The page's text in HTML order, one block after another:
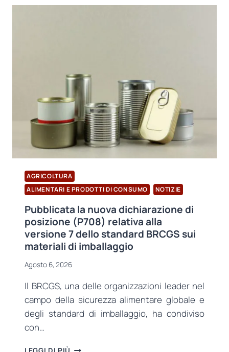
DEL
E
PRATICHE
COMMERCIALI
AGRICOLTURA
ALIMENTARI E PRODOTTI DI CONSUMO
NOTIZIE
Pubblicata la nuova dichiarazione di
posizione (P708) relativa alla
versione 7 dello standard BRCGS sui
materiali di imballaggio
Agosto 6, 2026
Il BRCGS, una delle organizzazioni leader nel
campo della sicurezza alimentare globale e
degli standard di imballaggio, ha condiviso
con…
PUBBLICATA